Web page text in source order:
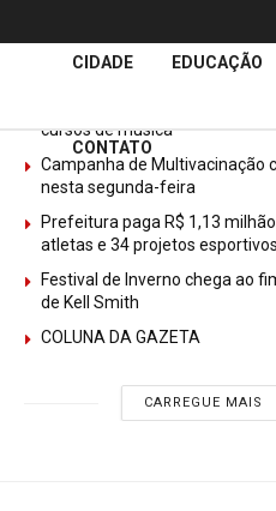
ÚltimasNotícias
cursos de música
Campanha de Multivacinação
nesta segunda-feira
Prefeitura paga R$ 1,13
atletas e 34 projetos esportivos
Festival de Inverno chega ao
de Kell Smith
COLUNA DA GAZETA
CARREGUE MAIS
CIDADE EDUCAÇÃO
CONTATO